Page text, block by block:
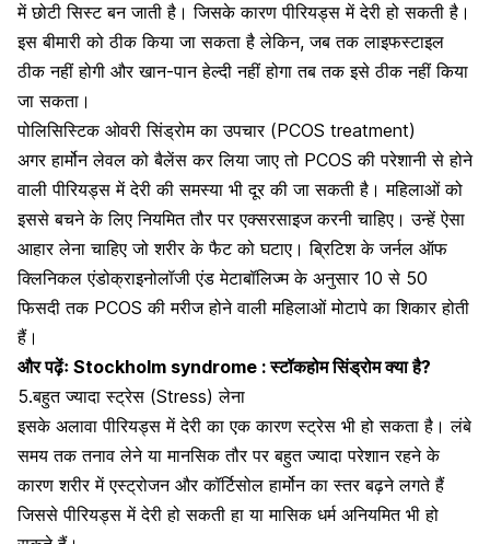
में छोटी सिस्‍ट बन जाती है। जिसके कारण पीरियड्स में देरी हो सकती है।
इस बीमारी को ठीक किया जा सकता है लेकिन, जब तक लाइफस्‍टाइल
ठीक नहीं होगी और खान-पान हेल्दी नहीं होगा तब तक इसे ठीक नहीं किया
जा सकता।
पोलिसिस्‍टिक ओवरी सिंड्रोम का उपचार (PCOS treatment)
अगर हार्मोन लेवल को बैलेंस कर लिया जाए तो PCOS की परेशानी से होने
वाली पीरियड्स में देरी की समस्या भी दूर की जा सकती है। महिलाओं को
इससे बचने के लिए नियमित तौर पर एक्‍सरसाइज करनी चाहिए। उन्हें ऐसा
आहार लेना चाहिए जो शरीर के फैट को घटाए। ब्रिटिश के जर्नल ऑफ
क्लिनिकल एंडोक्राइनोलॉजी एंड मेटाबॉलिज्म के अनुसार 10 से 50
फिसदी तक PCOS की मरीज होने वाली महिलाओंमोटापे का शिकारहोती
हैं।
और पढ़ेंः Stockholm syndrome : स्टॉकहोम सिंड्रोम क्या है?
5.बहुत ज्यादा स्ट्रेस (Stress) लेना
इसके अलावा पीरियड्स में देरी का एक कारण स्ट्रेस भी हो सकता है। लंबे
समय तक तनाव लेने या मानसिक तौर पर बहुत ज्यादा परेशान रहने के
कारण शरीर में एस्ट्रोजन और कॉर्टिसोल हार्मोन का स्तर बढ़ने लगते हैं
जिससे पीरियड्स में देरी हो सकती हा या मासिक धर्म अनियमित भी हो